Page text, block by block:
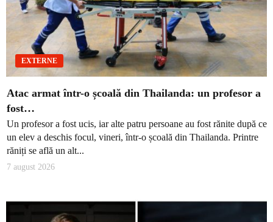
EXTERNE
Atac armat într-o școală din Thailanda: un profesor a
fost…
Un profesor a fost ucis, iar alte patru persoane au fost rănite după ce
un elev a deschis focul, vineri, într-o școală din Thailanda. Printre
răniți se află un alt...
7 august 2026